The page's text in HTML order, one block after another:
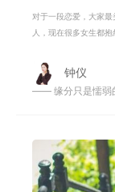
对于一段恋爱，大家
人，现在很多女生都
钟仪
—— 缘分只是懦弱